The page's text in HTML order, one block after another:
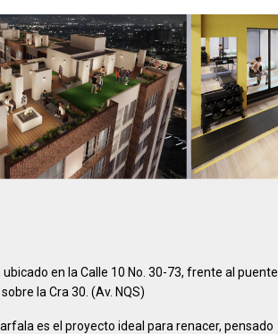
en la Calle 10 No. 30-73, frente al puente
la Cra 30. (Av. NQS)
es el proyecto ideal para renacer, pensado